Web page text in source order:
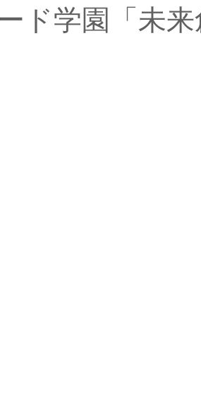
ド学園「未来